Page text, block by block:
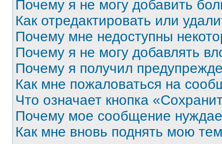
Почему я не могу добавить
Как отредактировать или
Почему мне недоступны
Почему я не могу добавлять
Почему я получил
Как мне пожаловаться на
Что означает кнопка
Почему мое сообщение
Как мне вновь поднять мою